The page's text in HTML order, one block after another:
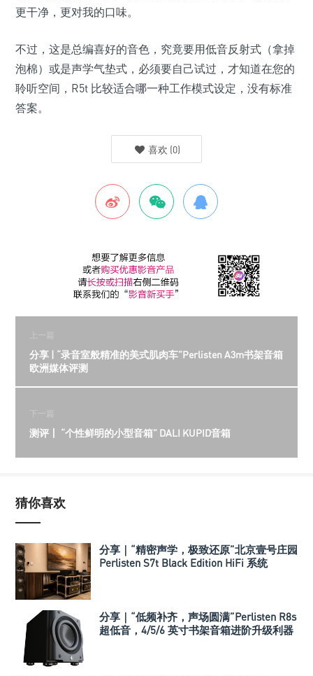
更干净，更对我的口味。
不过，这是总编喜好的音色，究竟要用低音反射式（拿掉
泡棉）或是声学气垫式，必须要自己试过，才知道在您的
聆听空间，R5t 比较适合哪一种工作模式设定，没有标准
答案。
喜欢 (0)
上一篇
分享 | “录音室般精准的美式肌肉车”Perlisten A3m书架音箱
欧洲媒体评测
下一篇
测评丨 “个性鲜明的小型音箱” DALI KUPID音箱
猜你喜欢
分享｜“精密声学，极致还原”北京壹号庄园
Perlisten S7t Black Edition HiFi 系统
分享｜“低频补齐，声场圆满”Perlisten R8s
超低音，4/5/6 英寸书架音箱进阶升级利器